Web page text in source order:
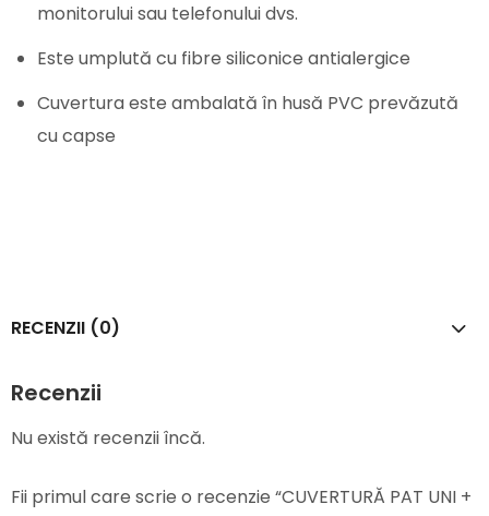
monitorului sau telefonului dvs.
Este umplută cu fibre siliconice antialergice
Cuvertura este ambalată în husă PVC prevăzută
cu capse
RECENZII (0)
Recenzii
Nu există recenzii încă.
Fii primul care scrie o recenzie “CUVERTURĂ PAT UNI +